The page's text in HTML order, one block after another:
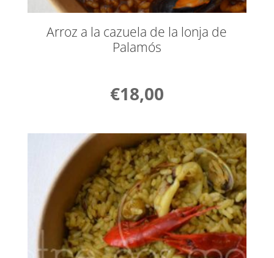
Arroz a la cazuela de la lonja de
Palamós
€18,00